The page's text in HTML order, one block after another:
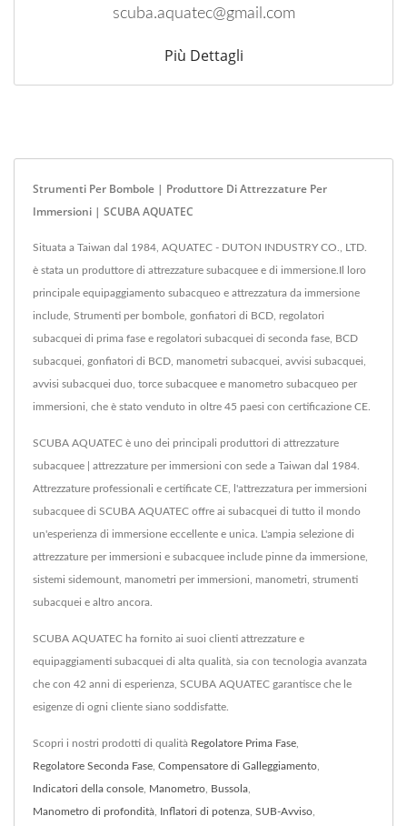
scuba.aquatec@gmail.com
Più Dettagli
Strumenti Per Bombole | Produttore Di Attrezzature Per
Immersioni | SCUBA AQUATEC
Situata a Taiwan dal 1984, AQUATEC - DUTON INDUSTRY CO., LTD.
è stata un produttore di attrezzature subacquee e di immersione.Il loro
principale equipaggiamento subacqueo e attrezzatura da immersione
include, Strumenti per bombole, gonfiatori di BCD, regolatori
subacquei di prima fase e regolatori subacquei di seconda fase, BCD
subacquei, gonfiatori di BCD, manometri subacquei, avvisi subacquei,
avvisi subacquei duo, torce subacquee e manometro subacqueo per
immersioni, che è stato venduto in oltre 45 paesi con certificazione CE.
SCUBA AQUATEC è uno dei principali produttori di attrezzature
subacquee | attrezzature per immersioni con sede a Taiwan dal 1984.
Attrezzature professionali e certificate CE, l'attrezzatura per immersioni
subacquee di SCUBA AQUATEC offre ai subacquei di tutto il mondo
un'esperienza di immersione eccellente e unica. L'ampia selezione di
attrezzature per immersioni e subacquee include pinne da immersione,
sistemi sidemount, manometri per immersioni, manometri, strumenti
subacquei e altro ancora.
SCUBA AQUATEC ha fornito ai suoi clienti attrezzature e
equipaggiamenti subacquei di alta qualità, sia con tecnologia avanzata
che con 42 anni di esperienza, SCUBA AQUATEC garantisce che le
esigenze di ogni cliente siano soddisfatte.
Scopri i nostri prodotti di qualità Regolatore Prima Fase
Regolatore Seconda Fase Compensatore di Galleggiamento
Indicatori della console Manometro Bussola
Manometro di profondità Inflatori di potenza SUB-Avviso